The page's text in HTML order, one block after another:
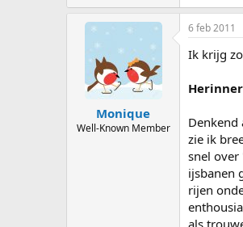
Monique
Well-Known Member
6 feb 2011
Ik krijg
Denkend
zie ik
snel over
ijsbanen
rijen
als